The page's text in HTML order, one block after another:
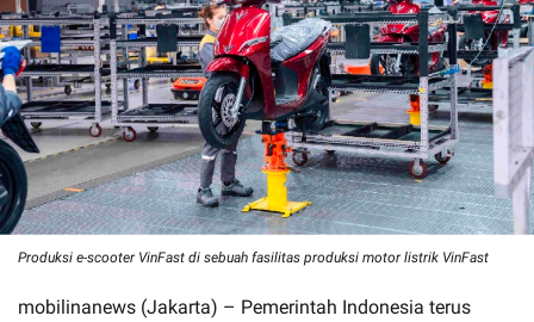
Produksi e-scooter VinFast di sebuah fasilitas produksi motor listrik VinFast
mobilinanews (Jakarta) – Pemerintah Indonesia terus